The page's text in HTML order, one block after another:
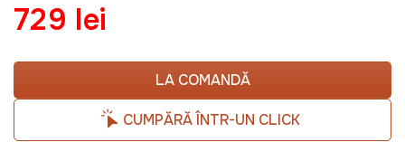
729 lei
LA COMANDĂ
CUMPĂRĂ ÎNTR-UN CLICK